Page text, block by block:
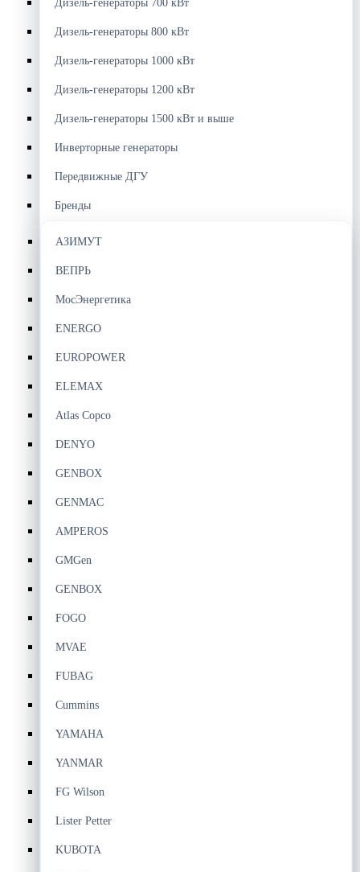
Дизель-генераторы 700 кВт
Дизель-генераторы 800 кВт
Дизель-генераторы 1000 кВт
Дизель-генераторы 1200 кВт
Дизель-генераторы 1500 кВт и выше
Инверторные генераторы
Передвижные ДГУ
Бренды
АЗИМУТ
ВЕПРЬ
МосЭнергетика
ENERGO
EUROPOWER
ELEMAX
Atlas Copco
DENYO
GENBOX
GENMAC
AMPEROS
GMGen
GENBOX
FOGO
MVAE
FUBAG
Cummins
YAMAHA
YANMAR
FG Wilson
Lister Petter
KUBOTA